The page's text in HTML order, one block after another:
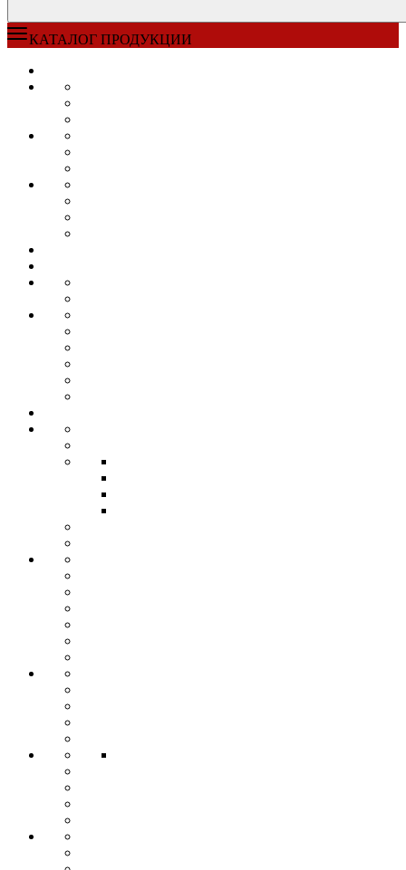
КАТАЛОГ ПРОДУКЦИИ